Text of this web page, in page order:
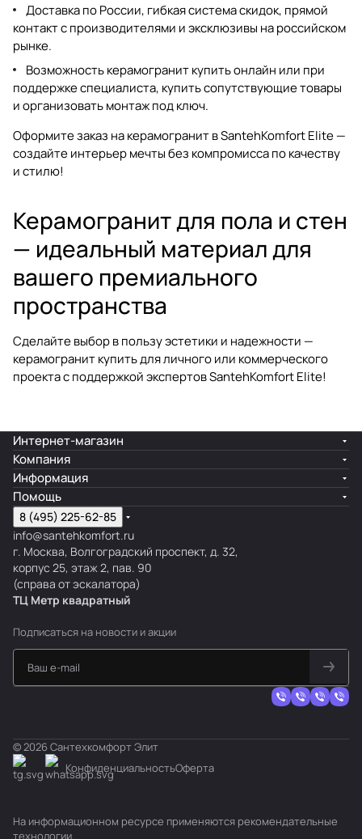
Доставка по России, гибкая система скидок, прямой
контакт с производителями и эксклюзивы на российском
рынке.
Возможностькерамогранит купитьонлайн или при
поддержке специалиста, купить сопутствующие товары
и организовать монтаж под ключ.
Оформите заказ на керамогранит в SantehKomfort Elite —
создайте интерьер мечты без компромисса по качеству
и стилю!
Керамогранит для пола и стен
— идеальный материал для
вашего премиального
пространства
Сделайте выбор в пользу эстетики и надежности —
керамогранит купитьдля личного или коммерческого
проекта с поддержкой экспертов SantehKomfort Elite!
Интернет-магазин
Компания
Информация
Помощь
8 (495) 225-62-85
info@santehkomfort.ru
г. Москва, Волгоградский проспект, д. 32,
корпус 25, этаж 2, пав. 90
(справа от эскалатора)
ТЦ Метр квадратный
Подписаться на новости и акции
© 2026 Сантехкомфорт Элит
КонфиденциальностьОферта
На информационном ресурсе применяются рекомендательные
технологии